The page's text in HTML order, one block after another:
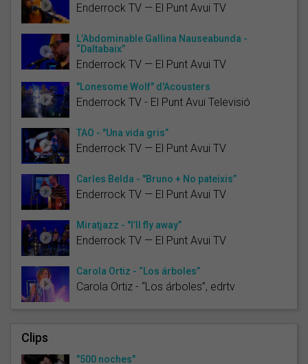
Enderrock TV — El Punt Avui TV
L’Abdominable Gallina Nauseabunda -
“Daltabaix”
Enderrock TV — El Punt Avui TV
"Lonesome Wolf" d'Acousters
Enderrock TV - El Punt Avui Televisió
TAO - "Una vida gris”
Enderrock TV — El Punt Avui TV
Carles Belda - "Bruno + No pateixis”
Enderrock TV — El Punt Avui TV
Miratjazz - "I’ll fly away”
Enderrock TV — El Punt Avui TV
Carola Ortiz - “Los árboles”
Carola Ortiz - “Los árboles”, edrtv
Clips
"500 noches"